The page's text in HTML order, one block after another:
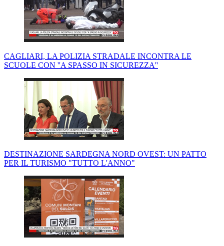
CAGLIARI, LA POLIZIA STRADALE INCONTRA LE
SCUOLE CON ''A SPASSO IN SICUREZZA''
DESTINAZIONE SARDEGNA NORD OVEST: UN PATTO
PER IL TURISMO "TUTTO L'ANNO"